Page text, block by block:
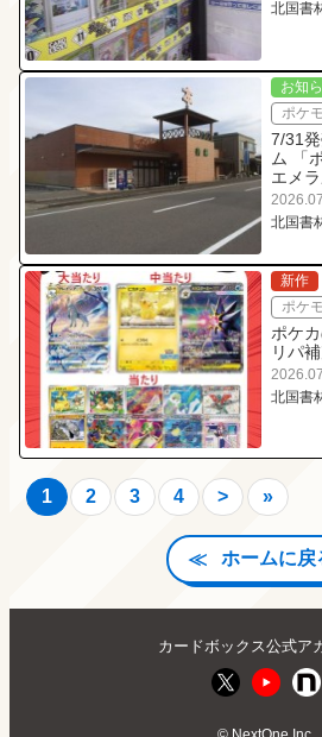
北国書
お知
ポケ
7/31
ム 「
エメ
ット
につ
北国書
新作
ポケ
ポケ
リパ
北国書
1 2 3 4 > »
ホームに戻
カードボックス公式ア